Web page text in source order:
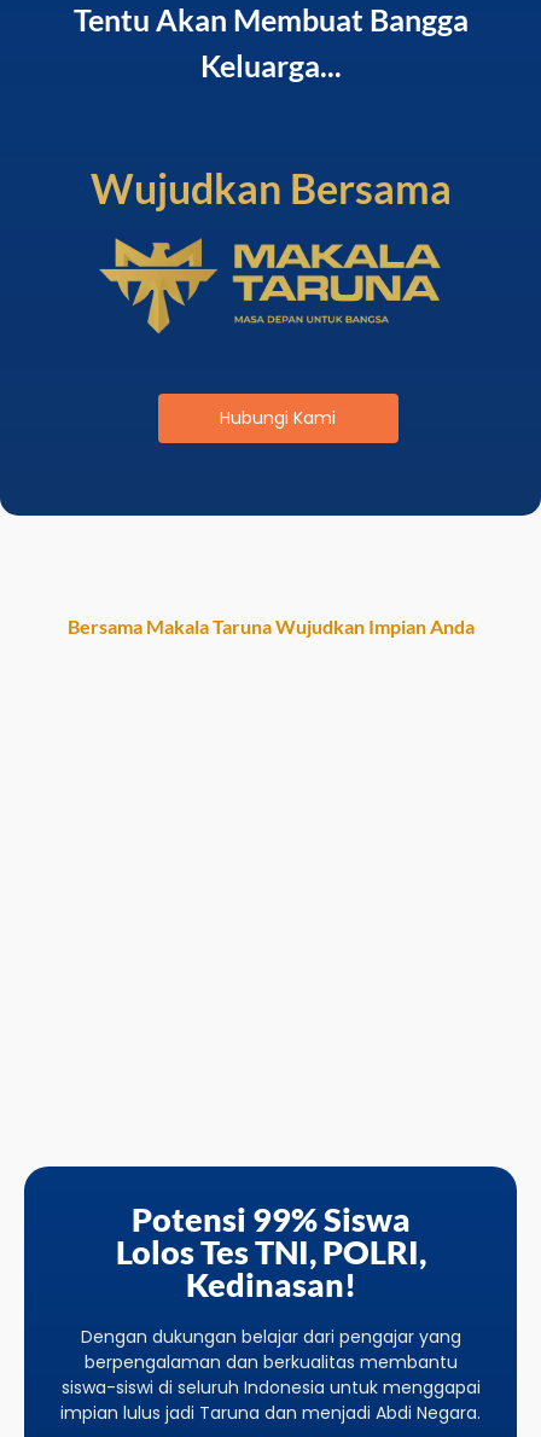
Tentu Akan Membuat Bangga
Keluarga...
Wujudkan Bersama
Hubungi Kami
Bersama Makala Taruna Wujudkan Impian Anda
Potensi 99% Siswa
Lolos Tes TNI, POLRI,
Kedinasan!
Dengan dukungan belajar dari pengajar yang
berpengalaman dan berkualitas membantu
siswa-siswi di seluruh Indonesia untuk menggapai
impian lulus jadi Taruna dan menjadi Abdi Negara.